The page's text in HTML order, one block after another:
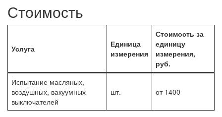
Стоимость
Услуга
Единица
измерения
Стоимость за
единицу
измерения,
руб.
Испытание масляных,
воздушных, вакуумных
выключателей
шт. от 1400